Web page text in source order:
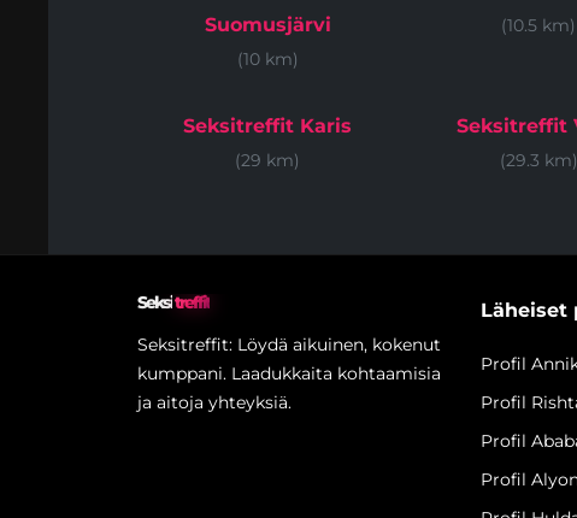
Suomusjärvi
(10 km)
(10.5 km)
Seksitreffit Karis
(29 km)
Seksitreffit
(29.3 km)
Seksitreffit
Seksitreffit: Löydä aikuinen, kokenut
kumppani. Laadukkaita kohtaamisia
ja aitoja yhteyksiä.
Läheiset
Profil
Profil
Profil
Profil